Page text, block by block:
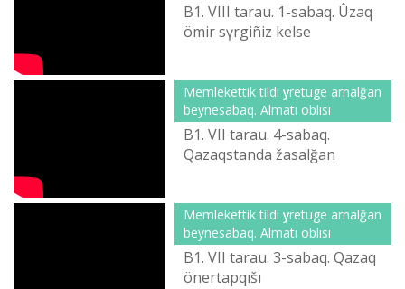
B1. VІІІ tarau. 1-sabaq. Ûzaq
ömіr sүrgіñіz kelse
Memlekettіk tіldі үyretuge arnalğan
beynesabaq. Almatı oblısı
B1. VІІ tarau. 4-sabaq.
Qazaqstanda žasalğan
Memlekettіk tіldі үyretuge arnalğan
beynesabaq. Almatı oblısı
B1. VІІ tarau. 3-sabaq. Qazaq
önertapqıšı